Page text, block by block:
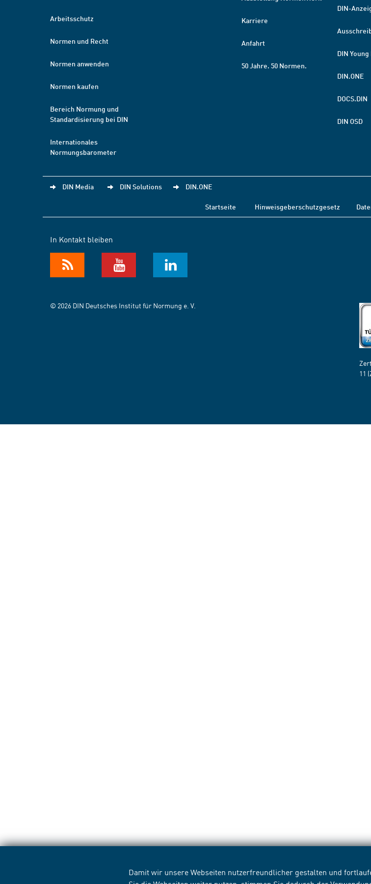
Damit wir unsere Webseiten nutzerfreundlicher gestalten und
Arbeitsschutz
Normen und Recht
Normen anwenden
Normen kaufen
Bereich Normung und
Standardisierung bei DIN
Internationales
Normungsbarometer
Karriere
Anfahrt
50 Jahre. 50 Normen.
DIN-
DIN
DIN.ONE
DOCS.DIN
DIN OSD
DIN Media DIN Solutions DIN.ONE
Startseite Hinweisgeberschutzgesetz
In Kontakt bleiben
© 2026 DIN Deutsches Institut für Normung e. V.
11